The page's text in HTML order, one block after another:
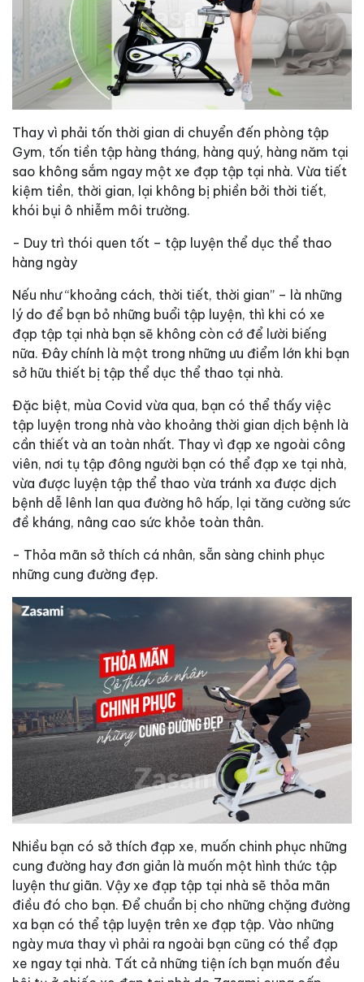
Thay vì phải tốn thời gian di chuyển đến phòng tập
Gym, tốn tiền tập hàng tháng, hàng quý, hàng năm tại
sao không sắm ngay một xe đạp tập tại nhà. Vừa tiết
kiệm tiền, thời gian, lại không bị phiền bởi thời tiết,
khói bụi ô nhiễm môi trường.
- Duy trì thói quen tốt – tập luyện thể dục thể thao
hàng ngày
Nếu như “khoảng cách, thời tiết, thời gian” – là những
lý do để bạn bỏ những buổi tập luyện, thì khi có xe
đạp tập tại nhà bạn sẽ không còn cớ để lười biếng
nữa. Đây chính là một trong những ưu điểm lớn khi bạn
sở hữu thiết bị tập thể dục thể thao tại nhà.
Đặc biệt, mùa Covid vừa qua, bạn có thể thấy việc
tập luyện trong nhà vào khoảng thời gian dịch bệnh là
cần thiết và an toàn nhất. Thay vì đạp xe ngoài công
viên, nơi tụ tập đông người bạn có thể đạp xe tại nhà,
vừa được luyện tập thể thao vừa tránh xa được dịch
bệnh dễ lênh lan qua đường hô hấp, lại tăng cường sức
đề kháng, nâng cao sức khỏe toàn thân.
- Thỏa mãn sở thích cá nhân, sẵn sàng chinh phục
những cung đường đẹp.
Nhiều bạn có sở thích đạp xe, muốn chinh phục những
cung đường hay đơn giản là muốn một hình thức tập
luyện thư giãn. Vậy xe đạp tập tại nhà sẽ thỏa mãn
điều đó cho bạn. Để chuẩn bị cho những chặng đường
xa bạn có thể tập luyện trên xe đạp tập. Vào những
ngày mưa thay vì phải ra ngoài bạn cũng có thể đạp
xe ngay tại nhà. Tất cả những tiện ích bạn muốn đều